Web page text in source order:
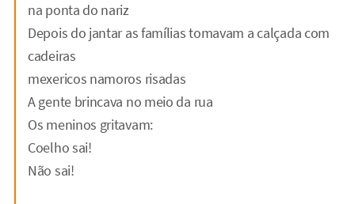
na ponta do nariz
Depois do jantar as famílias tomavam a calçada com
cadeiras
mexericos namoros risadas
A gente brincava no meio da rua
Os meninos gritavam:
Coelho sai!
Não sai!